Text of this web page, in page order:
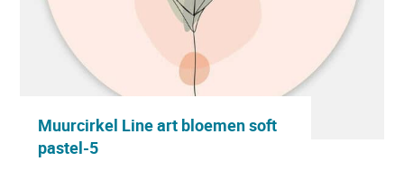
Muurcirkel Line art bloemen soft
pastel-5